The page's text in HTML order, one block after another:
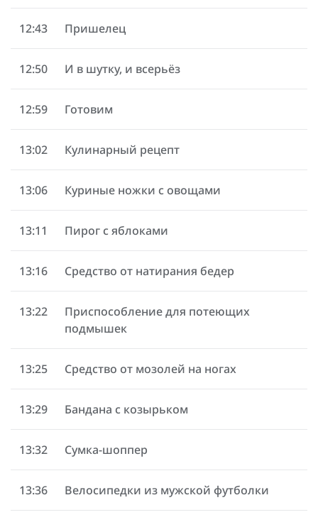
12:43 Пришелец
12:50 И в шутку, и всерьёз
12:59 Готовим
13:02 Кулинарный рецепт
13:06 Куриные ножки с овощами
13:11 Пирог с яблоками
13:16 Средство от натирания бедер
13:22
Приспособление для потеющих
подмышек
13:25 Средство от мозолей на ногах
13:29 Бандана с козырьком
13:32 Сумка-шоппер
13:36 Велосипедки из мужской футболки